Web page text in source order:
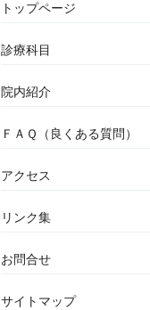
トップページ
診療科目
院内紹介
ＦＡＱ（良くある質問）
アクセス
リンク集
お問合せ
サイトマップ